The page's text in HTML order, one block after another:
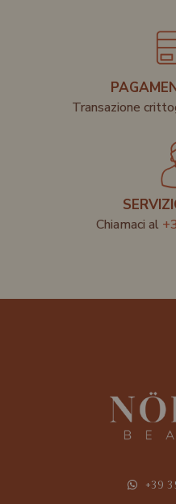
Transazione
Chiamaci al
+39